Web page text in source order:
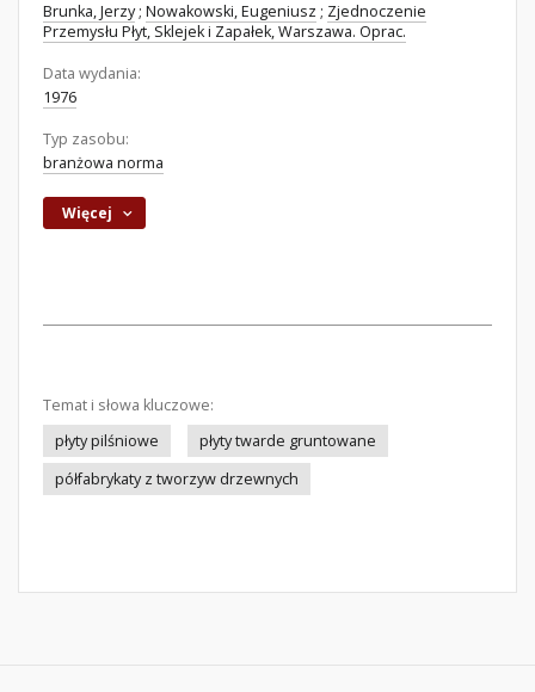
Brunka, Jerzy ; Nowakowski, Eugeniusz ; Zjednoczenie
Przemysłu Płyt, Sklejek i Zapałek, Warszawa. Oprac.
Data wydania:
1976
Typ zasobu:
branżowa norma
Więcej
Temat i słowa kluczowe:
płyty pilśniowe
płyty twarde gruntowane
półfabrykaty z tworzyw drzewnych